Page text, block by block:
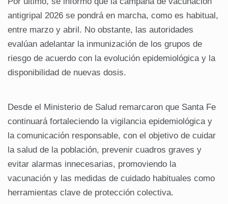
antigripal 2026 se pondrá en marcha, como es habitual,
entre marzo y abril. No obstante, las autoridades
evalúan adelantar la inmunización de los grupos de
riesgo de acuerdo con la evolución epidemiológica y la
disponibilidad de nuevas dosis.
Desde el Ministerio de Salud remarcaron que Santa Fe
continuará fortaleciendo la vigilancia epidemiológica y
la comunicación responsable, con el objetivo de cuidar
la salud de la población, prevenir cuadros graves y
evitar alarmas innecesarias, promoviendo la
vacunación y las medidas de cuidado habituales como
herramientas clave de protección colectiva.